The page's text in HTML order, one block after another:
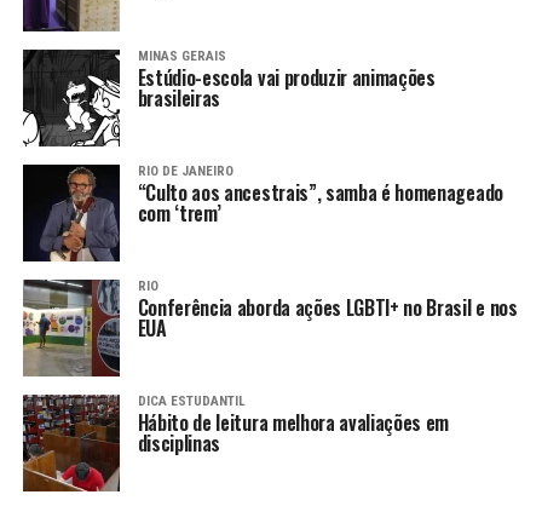
MINAS GERAIS
Estúdio-escola vai produzir animações
brasileiras
RIO DE JANEIRO
“Culto aos ancestrais”, samba é homenageado
com ‘trem’
RIO
Conferência aborda ações LGBTI+ no Brasil e nos
EUA
DICA ESTUDANTIL
Hábito de leitura melhora avaliações em
disciplinas